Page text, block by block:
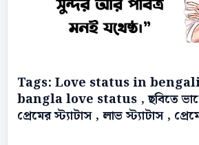
Tags: Love status in
bangla love status , ছবিতে
প্রেমের স্ট্যাটাস , লাভ স্ট্যাটাস ,